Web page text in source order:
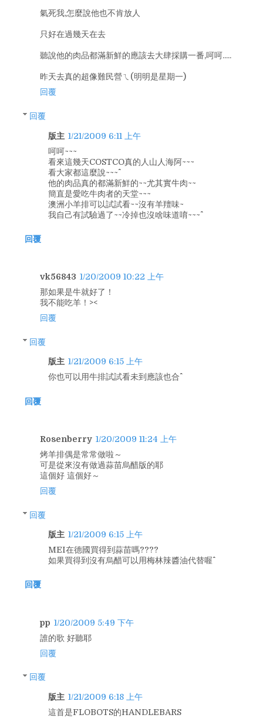
氣死我,怎麼說他也不肯放人
只好在過幾天在去
聽說他的肉品都滿新鮮的應該去大肆採購一番,呵呵.....
昨天去真的超像難民營ㄟ(明明是星期一)
回覆
回覆
版主 1/21/2009 6:11 上午
呵呵~~~
看來這幾天COSTCO真的人山人海阿~~~
看大家都這麼說~~~^^
他的肉品真的都滿新鮮的~~尤其實牛肉~~
簡直是愛吃牛肉者的天堂~~~
澳洲小羊排可以試試看~~沒有羊羶味~
我自己有試驗過了~~冷掉也沒啥味道唷~~~^^
回覆
vk56843 1/20/2009 10:22 上午
那如果是牛就好了！
我不能吃羊！><
回覆
回覆
版主 1/21/2009 6:15 上午
你也可以用牛排試試看未到應該也合^^
回覆
Rosenberry 1/20/2009 11:24 上午
烤羊排偶是常常做啦～
可是從來沒有做過蒜苗烏醋版的耶
這個好 這個好～
回覆
回覆
版主 1/21/2009 6:15 上午
MEI在德國買得到蒜苗嗎????
如果買得到沒有烏醋可以用梅林辣醬油代替喔^^
回覆
pp 1/20/2009 5:49 下午
誰的歌 好聽耶
回覆
回覆
版主 1/21/2009 6:18 上午
這首是FLOBOTS的HANDLEBARS